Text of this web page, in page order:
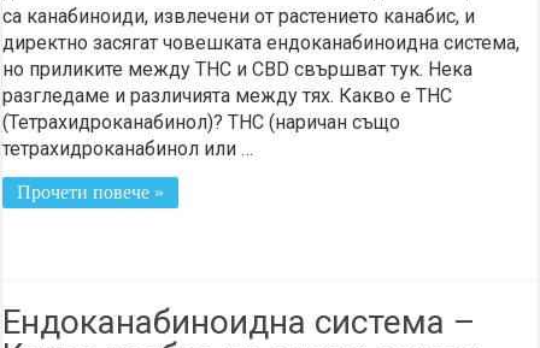
са канабиноиди, извлечени от растението канабис, и
директно засягат човешката ендоканабиноидна система,
но приликите между THC и CBD свършват тук. Нека
разгледаме и различията между тях. Какво е THC
(Тетрахидроканабинол)? THC (наричан също
тетрахидроканабинол или …
Прочети повече »
Ендоканабиноидна система –